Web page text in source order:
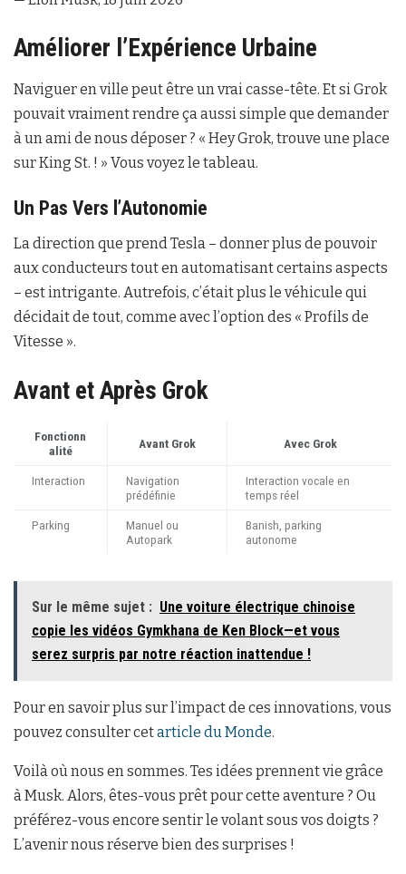
Améliorer l’Expérience Urbaine
Naviguer en ville peut être un vrai casse-tête. Et si Grok
pouvait vraiment rendre ça aussi simple que demander
à un ami de nous déposer ? « Hey Grok, trouve une place
sur King St. ! » Vous voyez le tableau.
Un Pas Vers l’Autonomie
La direction que prend Tesla – donner plus de pouvoir
aux conducteurs tout en automatisant certains aspects
– est intrigante. Autrefois, c’était plus le véhicule qui
décidait de tout, comme avec l’option des « Profils de
Vitesse ».
Avant et Après Grok
Fonctionn
alité
Avant Grok Avec Grok
Interaction
Navigation
prédéfinie
Interaction vocale en
temps réel
Parking
Manuel ou
Autopark
Banish, parking
autonome
Sur le même sujet : Une voiture électrique chinoise
copie les vidéos Gymkhana de Ken Block—et vous
serez surpris par notre réaction inattendue !
Pour en savoir plus sur l’impact de ces innovations, vous
pouvez consulter cetarticle du Monde.
Voilà où nous en sommes. Tes idées prennent vie grâce
à Musk. Alors, êtes-vous prêt pour cette aventure ? Ou
préférez-vous encore sentir le volant sous vos doigts ?
L’avenir nous réserve bien des surprises !